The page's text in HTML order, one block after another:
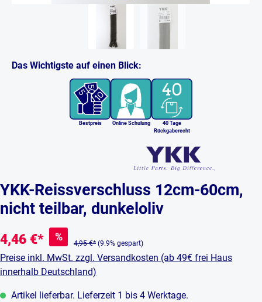
Das Wichtigste auf einen Blick:
Bestpreis Online Schulung
40 Tage
Rückgaberecht
YKK-Reissverschluss 12cm-60cm,
nicht teilbar, dunkeloliv
4,46 €* %
4,95 €* (9.9% gespart)
Preise inkl. MwSt. zzgl. Versandkosten (ab 49€ frei Haus
innerhalb Deutschland)
Artikel lieferbar. Lieferzeit 1 bis 4 Werktage.